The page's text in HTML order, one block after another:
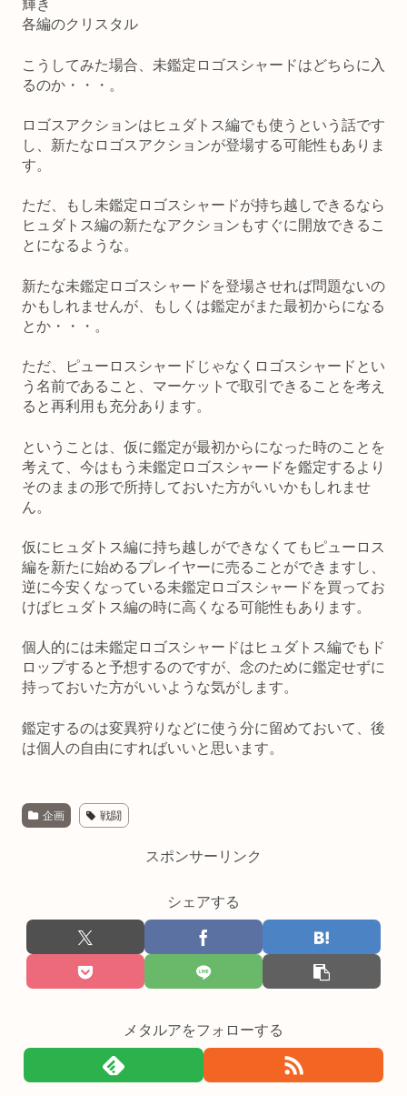
輝き
各編のクリスタル
こうしてみた場合、未鑑定ロゴスシャードはどちらに入
るのか・・・。
ロゴスアクションはヒュダトス編でも使うという話です
し、新たなロゴスアクションが登場する可能性もありま
す。
ただ、もし未鑑定ロゴスシャードが持ち越しできるなら
ヒュダトス編の新たなアクションもすぐに開放できるこ
とになるような。
新たな未鑑定ロゴスシャードを登場させれば問題ないの
かもしれませんが、もしくは鑑定がまた最初からになる
とか・・・。
ただ、ピューロスシャードじゃなくロゴスシャードとい
う名前であること、マーケットで取引できることを考え
ると再利用も充分あります。
ということは、仮に鑑定が最初からになった時のことを
考えて、今はもう未鑑定ロゴスシャードを鑑定するより
そのままの形で所持しておいた方がいいかもしれませ
ん。
仮にヒュダトス編に持ち越しができなくてもピューロス
編を新たに始めるプレイヤーに売ることができますし、
逆に今安くなっている未鑑定ロゴスシャードを買ってお
けばヒュダトス編の時に高くなる可能性もあります。
個人的には未鑑定ロゴスシャードはヒュダトス編でもド
ロップすると予想するのですが、念のために鑑定せずに
持っておいた方がいいような気がします。
鑑定するのは変異狩りなどに使う分に留めておいて、後
は個人の自由にすればいいと思います。
企画 戦闘
スポンサーリンク
シェアする
メタルアをフォローする